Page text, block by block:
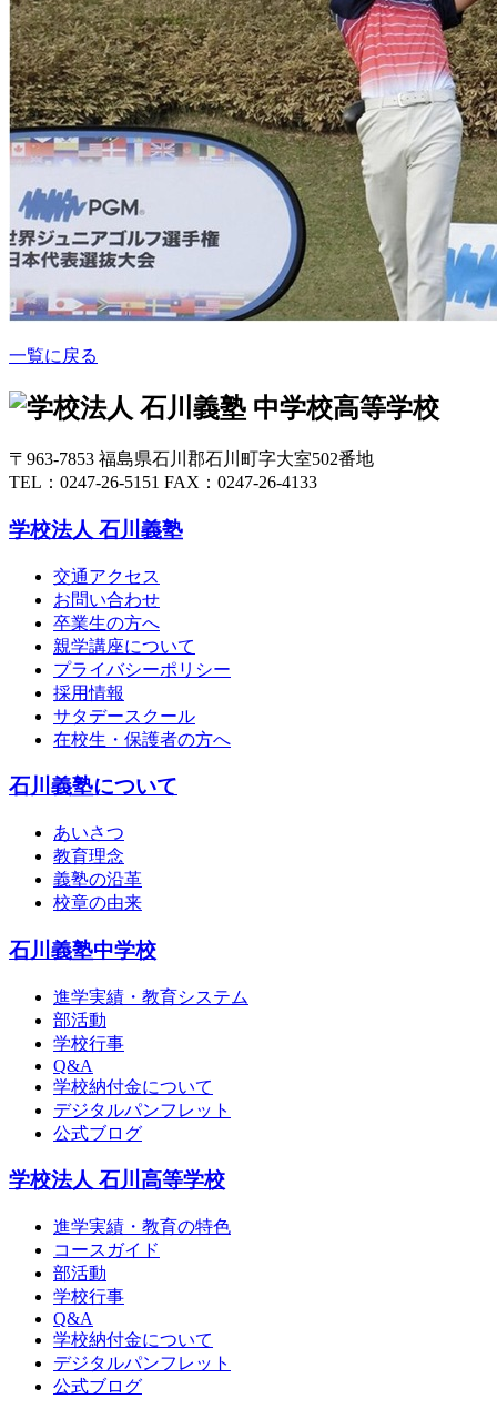
一覧に戻る
〒963-7853 福島県石川郡石川町字大室502番地
TEL：0247-26-5151 FAX：0247-26-4133
学校法人 石川義塾
交通アクセス
お問い合わせ
卒業生の方へ
親学講座について
プライバシーポリシー
採用情報
サタデースクール
在校生・保護者の方へ
石川義塾について
あいさつ
教育理念
義塾の沿革
校章の由来
石川義塾中学校
進学実績・教育システム
部活動
学校行事
Q&A
学校納付金について
デジタルパンフレット
公式ブログ
学校法人 石川高等学校
進学実績・教育の特色
コースガイド
部活動
学校行事
Q&A
学校納付金について
デジタルパンフレット
公式ブログ